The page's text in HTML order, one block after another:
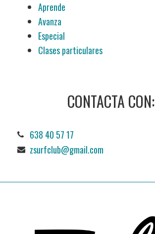
Aprende
Avanza
Especial
Clases particulares
CONTACTA CON:
638 40 57 17
zsurfclub@gmail.com